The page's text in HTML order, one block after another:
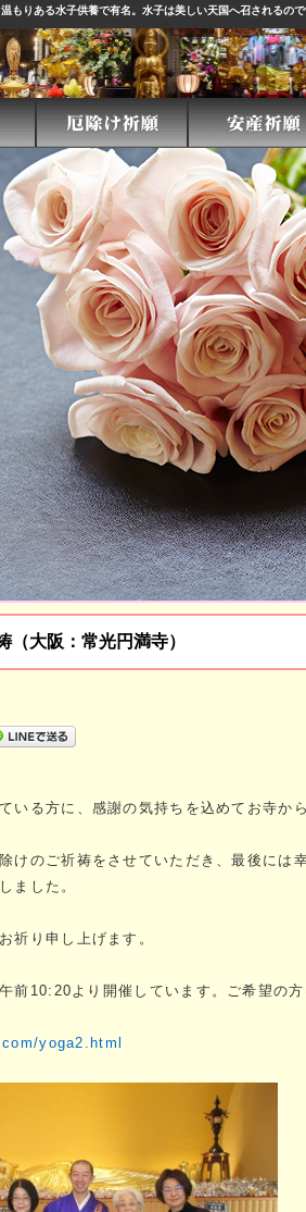
もりある水子供養で有名。水子は美しい天国へ召されるので
（大阪：常光円満寺）
いる方に、感謝の気持ちを込めてお寺か
けのご祈祷をさせていただき、最後には
ました。
祈り申し上げます。
前10:20より開催しています。ご希望の方
yoga2.html